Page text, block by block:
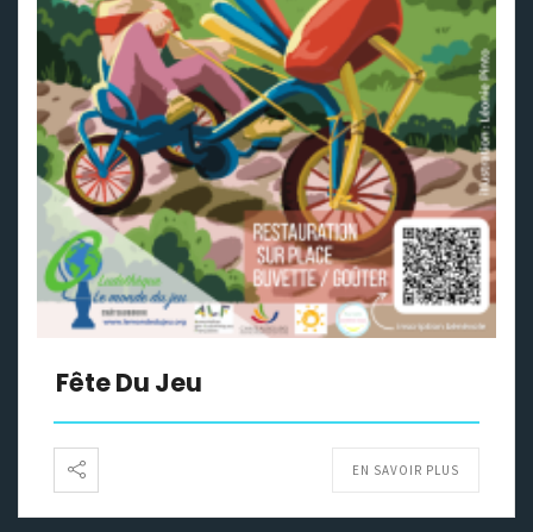
Fête Du Jeu
EN SAVOIR PLUS